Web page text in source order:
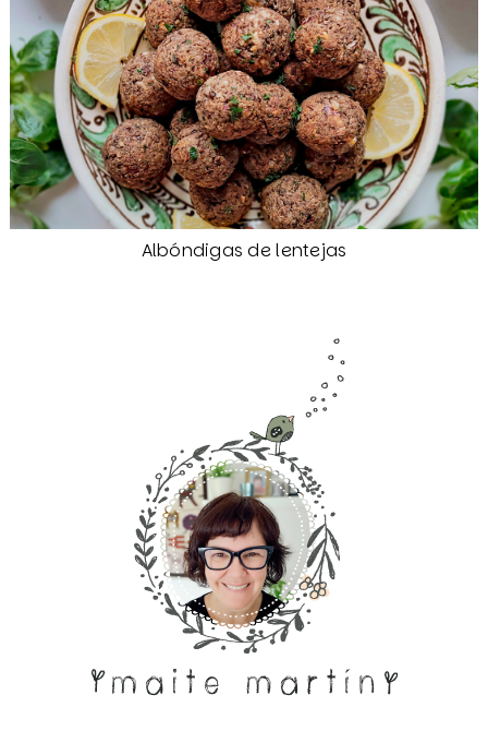
Albóndigas de lentejas